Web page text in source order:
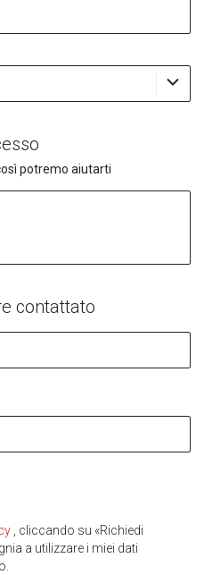
potremo aiutarti
contattato
, cliccando su «Richiedi
a utilizzare i miei dati